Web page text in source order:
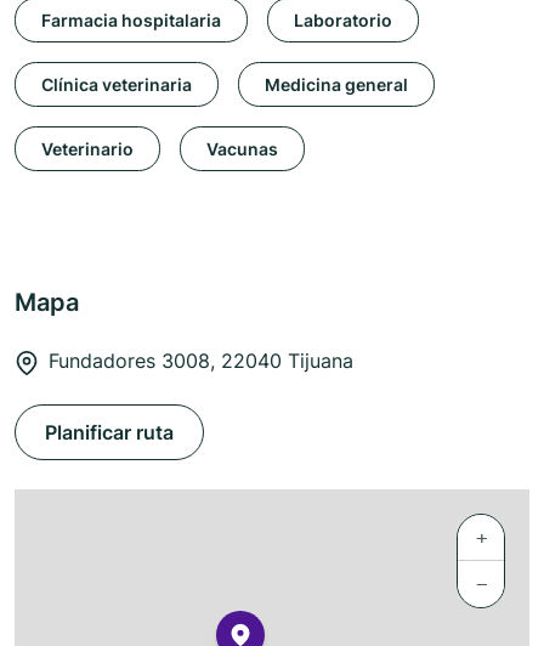
Farmacia hospitalaria Laboratorio
Clínica veterinaria Medicina general
Veterinario Vacunas
Mapa
Fundadores 3008, 22040 Tijuana
Planificar ruta
+
−